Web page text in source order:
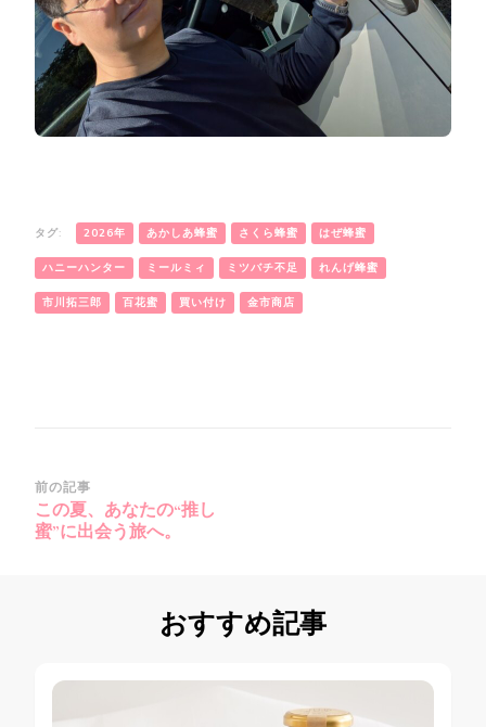
タグ: 2026年 あかしあ蜂蜜 さくら蜂蜜 はぜ蜂蜜
ハニーハンター ミールミィ ミツバチ不足 れんげ蜂蜜
市川拓三郎 百花蜜 買い付け 金市商店
投
稿
シ
前の記事
この夏、あなたの“推し
蜜”に出会う旅へ。
おすすめ記事